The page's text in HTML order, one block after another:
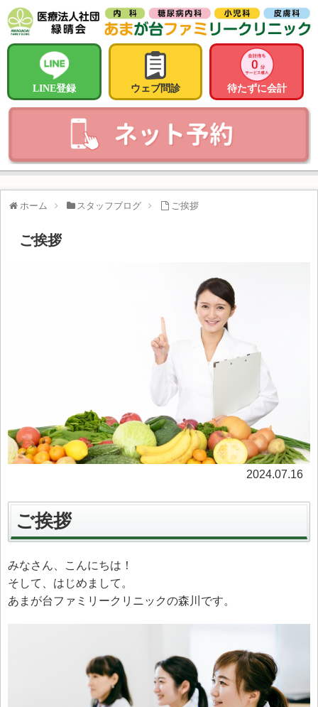
LINE登録 ウェブ問診 待たずに会計
ホーム スタッフブログ ご挨拶
ご挨拶
2024.07.16
ご挨拶
みなさん、こんにちは！
そして、はじめまして。
あまが台ファミリークリニックの森川です。